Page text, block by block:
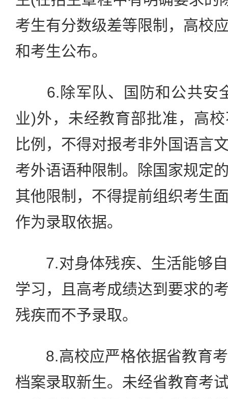
考生有分数级差等限制，高校
和考生公布。
6.除军队、国防和公共安
业)外，未经教育部批准，高
比例，不得对报考非外国语言
考外语语种限制。除国家规定
其他限制，不得提前组织考生
作为录取依据。
7.对身体残疾、生活能够自
学习，且高考成绩达到要求的
残疾而不予录取。
8.高校应严格依据省教育考
档案录取新生。未经省教育考